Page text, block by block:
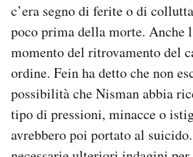
c’era segno di ferite o di
poco prima della morte. Anche
momento del ritrovamento del
ordine. Fein ha detto che non
possibilità che Nisman abbia
tipo di pressioni, minacce o
avrebbero poi portato al